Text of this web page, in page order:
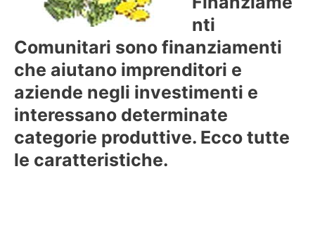
nti
Comunitari sono finanziamenti
che aiutano imprenditori e
aziende negli investimenti e
interessano determinate
categorie produttive. Ecco tutte
le caratteristiche.